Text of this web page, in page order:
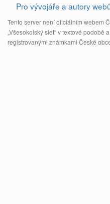
Pro vývojáře a autory
Tento server není oficiálním webem
„Všesokolský slet“ v textové
registrovanými známkami České